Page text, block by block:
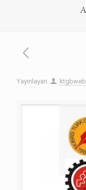
Yayınlayan ktgbweb